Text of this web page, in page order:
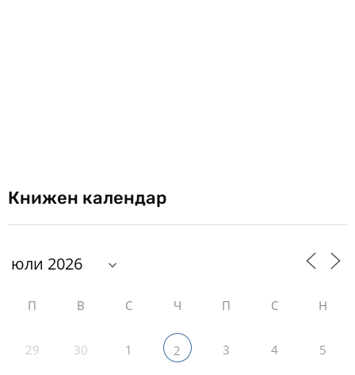
Книжен календар
П В С Ч П С Н
29 30 1 2 3 4 5